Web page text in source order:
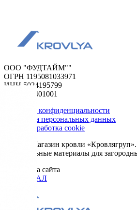
ООО "ФУДТАЙМ""
ОГРН 1195081033971
ИНН 5024195799
КПП 502401001
Политика конфиденциальности
Обработка персональных данных
Сбор и обработка cookie
© 2026. Магазин кровли «Кровлягруп».
Строительные материалы для
Разработка сайта
ОРИГИНАЛ